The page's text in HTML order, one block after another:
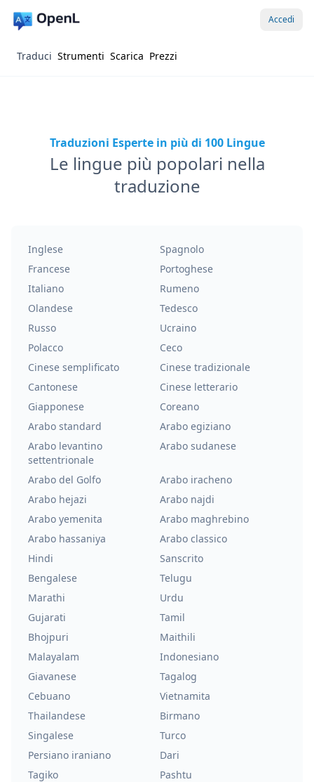
Accedi
Traduci Strumenti Scarica Prezzi
Traduzioni Esperte in più di 100 Lingue
Le lingue più popolari nella
traduzione
Inglese
Spagnolo
Francese
Portoghese
Italiano
Rumeno
Olandese
Tedesco
Russo
Ucraino
Polacco
Ceco
Cinese semplificato
Cinese tradizionale
Cantonese
Cinese letterario
Giapponese
Coreano
Arabo standard
Arabo egiziano
Arabo levantino
settentrionale
Arabo sudanese
Arabo del Golfo
Arabo iracheno
Arabo hejazi
Arabo najdi
Arabo yemenita
Arabo maghrebino
Arabo hassaniya
Arabo classico
Hindi
Sanscrito
Bengalese
Telugu
Marathi
Urdu
Gujarati
Tamil
Bhojpuri
Maithili
Malayalam
Indonesiano
Giavanese
Tagalog
Cebuano
Vietnamita
Thailandese
Birmano
Singalese
Turco
Persiano iraniano
Dari
Tagiko
Pashtu